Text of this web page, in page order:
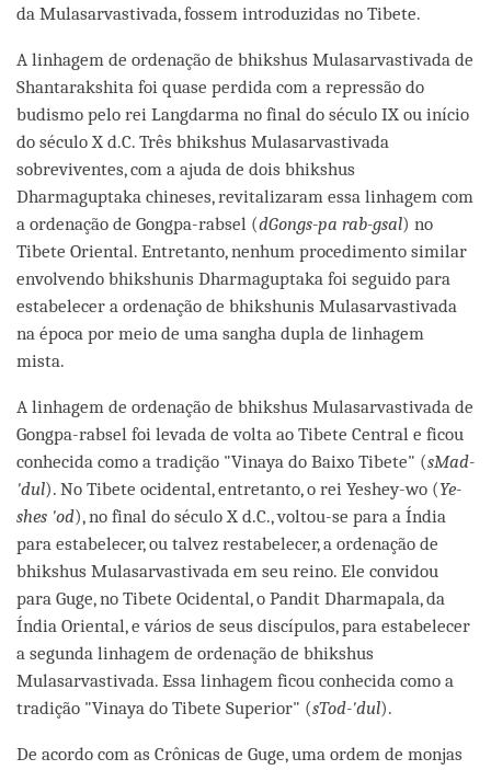
da Mulasarvastivada, fossem introduzidas no Tibete.
A linhagem de ordenação de bhikshus Mulasarvastivada de
Shantarakshita foi quase perdida com a repressão do
budismo pelo rei Langdarma no final do século IX ou início
do século X d.C. Três bhikshus Mulasarvastivada
sobreviventes, com a ajuda de dois bhikshus
Dharmaguptaka chineses, revitalizaram essa linhagem com
a ordenação de Gongpa-rabsel (dGongs-pa rab-gsal) no
Tibete Oriental. Entretanto, nenhum procedimento similar
envolvendo bhikshunis Dharmaguptaka foi seguido para
estabelecer a ordenação de bhikshunis Mulasarvastivada
na época por meio de uma sangha dupla de linhagem
mista.
A linhagem de ordenação de bhikshus Mulasarvastivada de
Gongpa-rabsel foi levada de volta ao Tibete Central e ficou
conhecida como a tradição "Vinaya do Baixo Tibete" (sMad-
'dul). No Tibete ocidental, entretanto, o rei Yeshey-wo (Ye-
shes 'od), no final do século X d.C., voltou-se para a Índia
para estabelecer, ou talvez restabelecer, a ordenação de
bhikshus Mulasarvastivada em seu reino. Ele convidou
para Guge, no Tibete Ocidental, o Pandit Dharmapala, da
Índia Oriental, e vários de seus discípulos, para estabelecer
a segunda linhagem de ordenação de bhikshus
Mulasarvastivada. Essa linhagem ficou conhecida como a
tradição "Vinaya do Tibete Superior" (sTod-'dul).
De acordo com as Crônicas de Guge, uma ordem de monjas